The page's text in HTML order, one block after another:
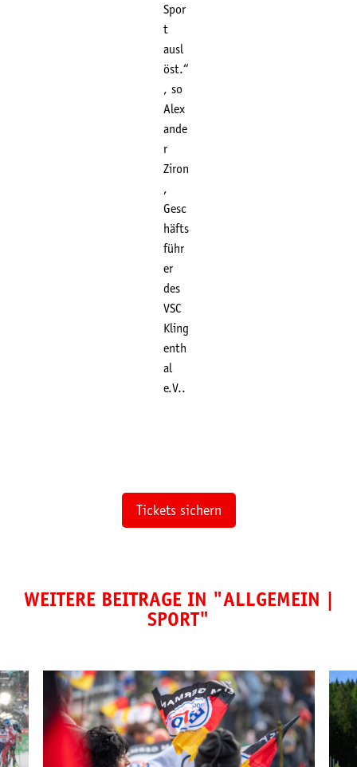
Spor
t
ausl
öst.“
, so
Alex
ande
r
Ziron
,
Gesc
häfts
führ
er
des
VSC
Kling
enth
al
e.V..
Tickets sichern
WEITERE BEITRÄGE IN "ALLGEMEIN
SPORT"